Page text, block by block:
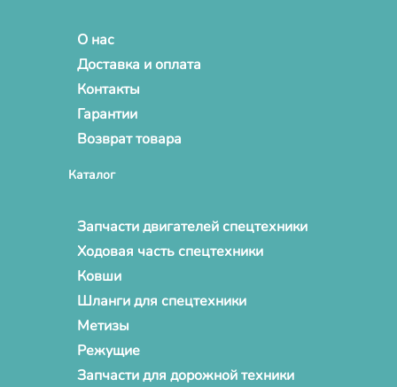
О нас
Доставка и оплата
Контакты
Гарантии
Возврат товара
Каталог
Запчасти двигателей спецтехники
Ходовая часть спецтехники
Ковши
Шланги для спецтехники
Метизы
Режущие
Запчасти для дорожной техники